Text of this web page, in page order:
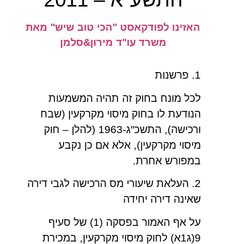
האזינו לפודקאסט "הכי טוב שיש" מאת
משרד עו"ד מירון&סלמן
1. פרשנות
לכל מונח בחוק זה תהיה המשמעות
הנודעת לו בחוק מיסוי מקרקעין (שבח
ורכישה), התשכ"ג-1963 (להלן – חוק
מיסוי מקרקעין), אלא אם כן נקבע
במפורש אחרת.
2. העלאת שיעורי מס הרכישה לגבי דירה
שאינה דירה יחידה
על אף האמור בפסקה (1) של סעיף
9(ג1א) לחוק מיסוי מקרקעין, במכירת